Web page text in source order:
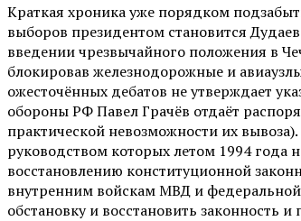
Краткая хроника уже порядком
выборов президентом становится
введении чрезвычайного положения в
блокировав железнодорожные и
ожесточённых дебатов не утверждает
обороны РФ Павел Грачёв отдаёт
практической невозможности их
руководством которых летом 1994 года
восстановлению конституционной
внутренним войскам МВД и федеральной
обстановку и восстановить законность